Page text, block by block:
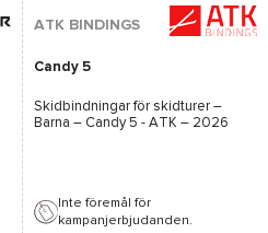
ATK BINDINGS
Candy 5
Skidbindningar för skidturer –
Barna – Candy 5 - ATK – 2026
Inte föremål för
kampanjerbjudanden.